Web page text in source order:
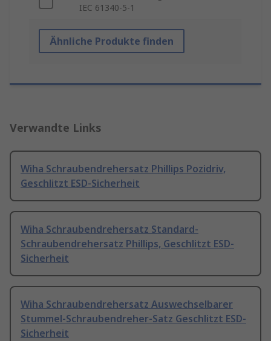
IEC 61340-5-1
Ähnliche Produkte finden
Verwandte Links
Wiha Schraubendrehersatz Phillips Pozidriv,
Geschlitzt ESD-Sicherheit
Wiha Schraubendrehersatz Standard-
Schraubendrehersatz Phillips, Geschlitzt ESD-
Sicherheit
Wiha Schraubendrehersatz Auswechselbarer
Stummel-Schraubendreher-Satz Geschlitzt ESD-
Sicherheit